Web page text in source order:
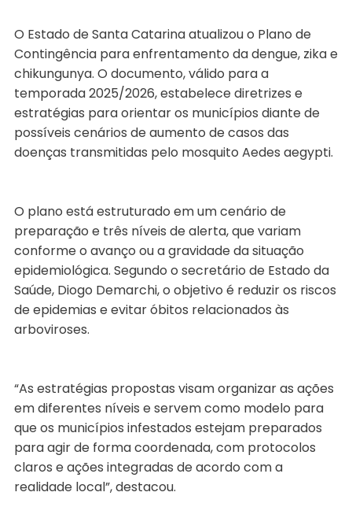
O Estado de Santa Catarina atualizou o Plano de
Contingência para enfrentamento da dengue, zika e
chikungunya. O documento, válido para a
temporada 2025/2026, estabelece diretrizes e
estratégias para orientar os municípios diante de
possíveis cenários de aumento de casos das
doenças transmitidas pelo mosquito Aedes aegypti.
O plano está estruturado em um cenário de
preparação e três níveis de alerta, que variam
conforme o avanço ou a gravidade da situação
epidemiológica. Segundo o secretário de Estado da
Saúde, Diogo Demarchi, o objetivo é reduzir os riscos
de epidemias e evitar óbitos relacionados às
arboviroses.
“As estratégias propostas visam organizar as ações
em diferentes níveis e servem como modelo para
que os municípios infestados estejam preparados
para agir de forma coordenada, com protocolos
claros e ações integradas de acordo com a
realidade local”, destacou.